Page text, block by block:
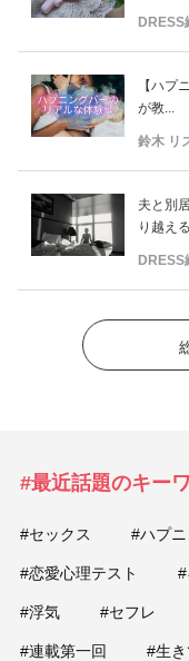
DRESS
【ハプ
が教...
鈴木 リ
夫と別
り越え
DRESS
#最近話題のキー
#セックス #ハプ
#恋愛心理テスト #
#浮気 #セフレ
#連載第一回 #生